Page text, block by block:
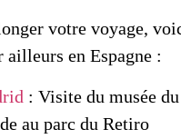
votre voyage,
ailleurs en Espagne :
: Visite du musée
au parc du Retiro